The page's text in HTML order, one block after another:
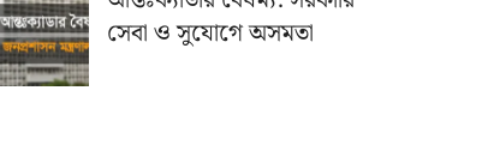
সেবা ও সুযোগে অসমতা